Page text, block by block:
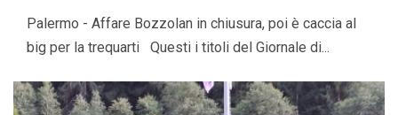
Palermo - Affare Bozzolan in chiusura, poi è caccia al
big per la trequarti Questi i titoli del Giornale di...